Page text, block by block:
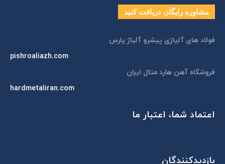
in
new
مشاوره رایگان دریافت کنید
فولاد های آلیاژی پیشرو آلیاژ پارس
pishroaliazh.com
فروشگاه آهن هارد متال ایران
hardmetaliran.com
اعتماد شما، اعتبار ما
بازدیدکنندگان